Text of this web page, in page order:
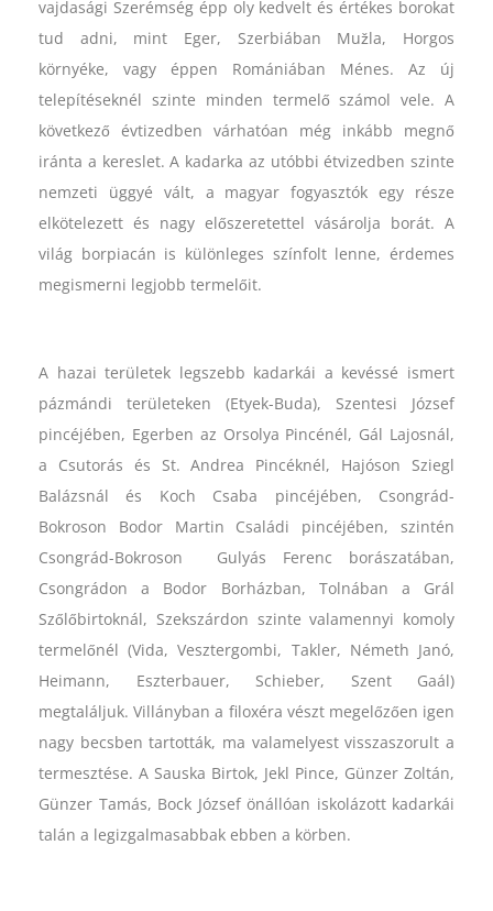
vajdasági Szerémség épp oly kedvelt és értékes borokat
tud adni, mint Eger, Szerbiában Mužla, Horgos
környéke, vagy éppen Romániában Ménes. Az új
telepítéseknél szinte minden termelő számol vele. A
következő évtizedben várhatóan még inkább megnő
iránta a kereslet. A kadarka az utóbbi étvizedben szinte
nemzeti üggyé vált, a magyar fogyasztók egy része
elkötelezett és nagy előszeretettel vásárolja borát. A
világ borpiacán is különleges színfolt lenne, érdemes
megismerni legjobb termelőit.
A hazai területek legszebb kadarkái a kevéssé ismert
pázmándi területeken (Etyek-Buda), Szentesi József
pincéjében, Egerben az Orsolya Pincénél, Gál Lajosnál,
a Csutorás és St. Andrea Pincéknél, Hajóson Sziegl
Balázsnál és Koch Csaba pincéjében, Csongrád-
Bokroson Bodor Martin Családi pincéjében, szintén
Csongrád-Bokroson Gulyás Ferenc borászatában,
Csongrádon a Bodor Borházban, Tolnában a Grál
Szőlőbirtoknál, Szekszárdon szinte valamennyi komoly
termelőnél (Vida, Vesztergombi, Takler, Németh Janó,
Heimann, Eszterbauer, Schieber, Szent Gaál)
megtaláljuk. Villányban a filoxéra vészt megelőzően igen
nagy becsben tartották, ma valamelyest visszaszorult a
termesztése. A Sauska Birtok, Jekl Pince, Günzer Zoltán,
Günzer Tamás, Bock József önállóan iskolázott kadarkái
talán a legizgalmasabbak ebben a körben.